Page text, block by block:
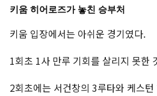
키움 히어로즈가 놓친 승부처
키움 입장에서는 아쉬운 경기였다.
1회초 1사 만루 기회를 살리지 못한
2회초에는 서건창의 3루타와 케스